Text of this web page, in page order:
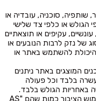
סוכניה, עובדיה או
הגולש או כלפי צד שלישי
עקיפים או תוצאתיים
של נזק לרבות הנובעים או
היכולת להשתמש באתר או
המוצגים באתר ניתנים
בלבד וכל פעולה
הגולש בלבד.
התכנים באתר מוצעים לשימוש הציבור כמות שהם "AS